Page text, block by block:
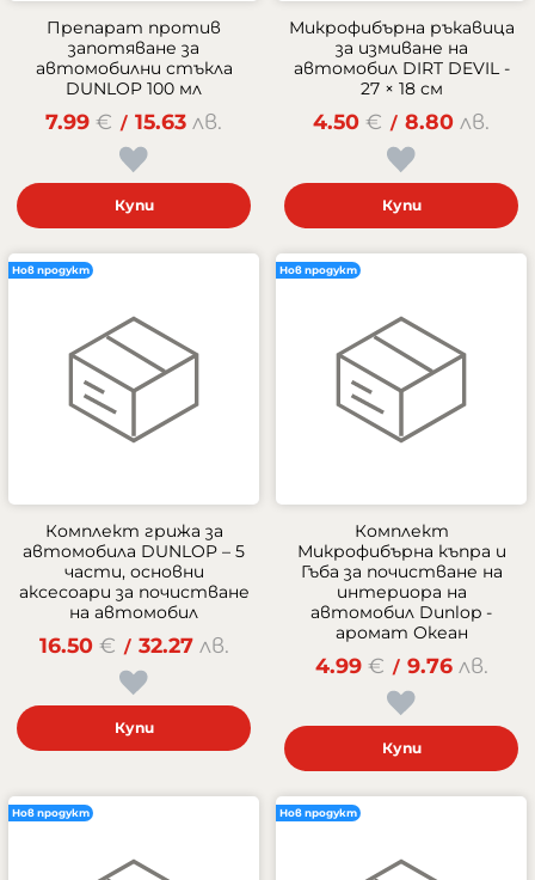
Препарат против
запотяване за
автомобилни стъкла
DUNLOP 100 мл
7.99 € / 15.63 лв.
Купи
Микрофибърна ръкавица
за измиване на
автомобил DIRT DEVIL -
27 × 18 см
4.50 € / 8.80 лв.
Купи
Комплект грижа за
автомобила DUNLOP – 5
части, основни
аксесоари за почистване
на автомобил
16.50 € / 32.27 лв.
Купи
Нов продукт
Комплект
Микрофибърна къпра и
Гъба за почистване на
интериора на
автомобил Dunlop -
аромат Океан
4.99 € / 9.76 лв.
Купи
Нов продукт
Нов продукт Нов продукт